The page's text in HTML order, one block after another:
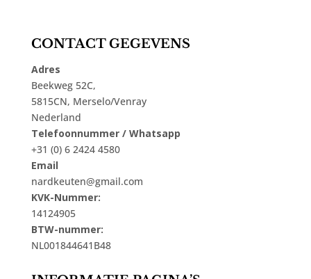
CONTACT GEGEVENS
Adres
Beekweg 52C,
5815CN, Merselo/Venray
Nederland
Telefoonnummer / Whatsapp
+31 (0) 6 2424 4580
Email
nardkeuten@gmail.com
KVK-Nummer:
14124905
BTW-nummer:
NL001844641B48